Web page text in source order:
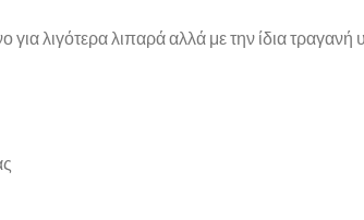
λιγότερα λιπαρά αλλά με την ίδια